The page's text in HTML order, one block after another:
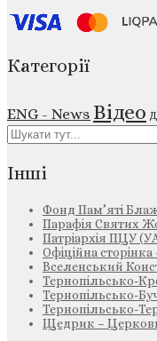
Категорії
ENG - News Відео
Інші
Фонд Пам’яті
Парафія Святих
Патріархія ПЦУ
Офіційна
Вселенський
Тернопільсько-
Тернопільсько-
Тернопільсько-
Щедрик –